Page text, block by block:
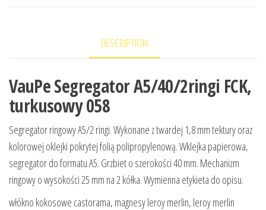
DESCRIPTION
VauPe Segregator A5/40/2ringi FCK,
turkusowy 058
Segregator ringowy A5/2 ringi. Wykonane z twardej 1,8 mm tektury oraz
kolorowej oklejki pokrytej folią polipropylenową. Wklejka papierowa,
segregator do formatu A5. Grzbiet o szerokości 40 mm. Mechanizm
ringowy o wysokości 25 mm na 2 kółka. Wymienna etykieta do opisu.
włókno kokosowe castorama, magnesy leroy merlin, leroy merlin